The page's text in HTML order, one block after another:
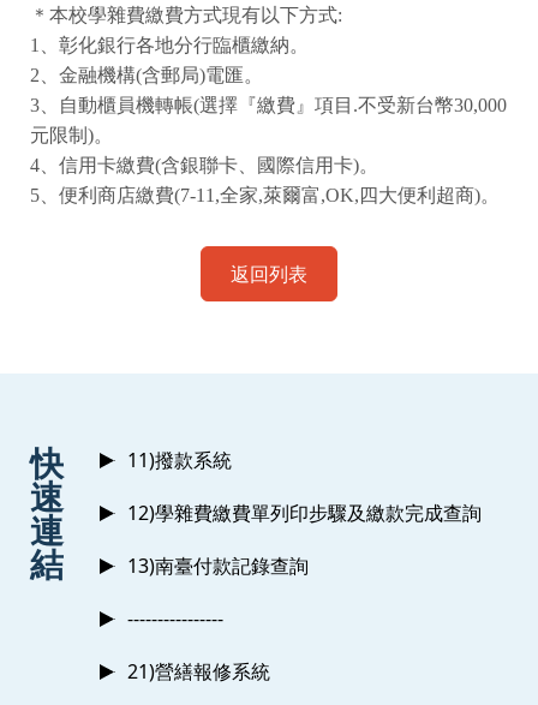
＊本校學雜費繳費方式現有以下方式:
1
、彰化銀行各地分行臨櫃繳納。
2 、金融機構(含郵局)電匯。
3 、自動櫃員機轉帳(選擇『繳費』項目 .不受新台幣30,000
元限制 )。
4 、信用卡繳費(含銀聯卡、國際信用卡)。
5 、便利商店繳費(7-11,全家,萊爾富,OK, 四大便利超商)。
返回列表
快
速
連
結
11)撥款系統
12)學雜費繳費單列印步驟及繳款完成查詢
13)南臺付款記錄查詢
----------------
21)營繕報修系統